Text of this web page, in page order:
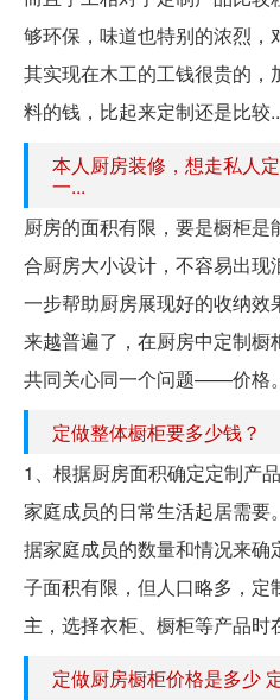
够环保，味道也特别的浓烈，
其实现在木工的工钱很贵的
料的钱，比起来定制还是比较
本人厨房装修，想走私人
一...
厨房的面积有限，要是橱柜
合厨房大小设计，不容易出
一步帮助厨房展现好的收纳效
来越普遍了，在厨房中定制
共同关心同一个问题——价格
定做整体橱柜要多少钱？
1、根据厨房面积确定定制产
家庭成员的日常生活起居需要
据家庭成员的数量和情况来
子面积有限，但人口略多，定
主，选择衣柜、橱柜等产品时
定做厨房橱柜价格是多少